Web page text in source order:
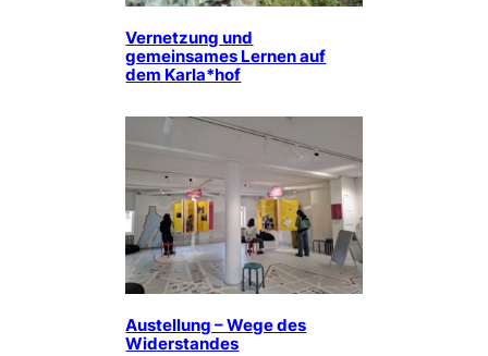
Vernetzung und
gemeinsames Lernen auf
dem Karla*hof
Austellung – Wege des
Widerstandes